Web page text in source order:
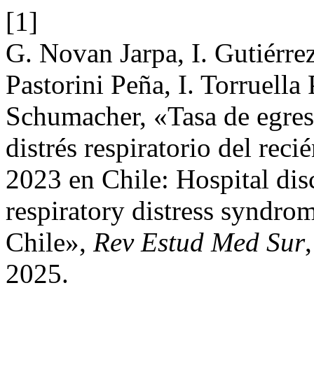
[1]
G. Novan Jarpa, I.
Pastorini Peña, I.
Schumacher, «Tasa de
distrés respiratorio del
2023 en Chile: Hospital
respiratory distress
Chile», Rev Estud Med Sur
2025.